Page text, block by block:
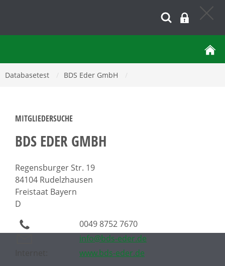
Databasetest BDS Eder GmbH
MITGLIEDERSUCHE
BDS EDER GMBH
Regensburger Str. 19
84104 Rudelzhausen
Freistaat Bayern
D
0049 8752 7670
info@bds-eder.de
www.bds-eder.de